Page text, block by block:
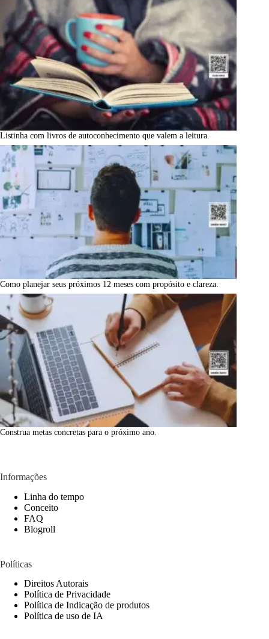
Listinha com livros de autoconhecimento que valem a leitura.
Como planejar seus próximos 12 meses com propósito e clareza.
Construa metas concretas para o próximo ano.
Informações
Linha do tempo
Conceito
FAQ
Blogroll
Políticas
Direitos Autorais
Política de Privacidade
Política de Indicação de produtos
Política de uso de IA